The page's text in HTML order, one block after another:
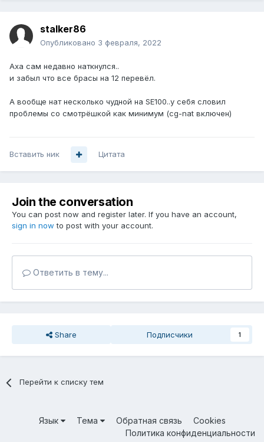
stalker86
Опубликовано 3 февраля, 2022
Аха сам недавно наткнулся..
и забыл что все брасы на 12 перевёл.
А вообще нат несколько чудной на SE100..у себя словил
проблемы со смотрёшкой как минимум (cg-nat включен)
Вставить ник Цитата
Join the conversation
You can post now and register later. If you have an account,
sign in now to post with your account.
Ответить в тему...
Share Подписчики 1
Перейти к списку тем
Язык Тема Обратная связь
Cookies
Политика конфиденциальности